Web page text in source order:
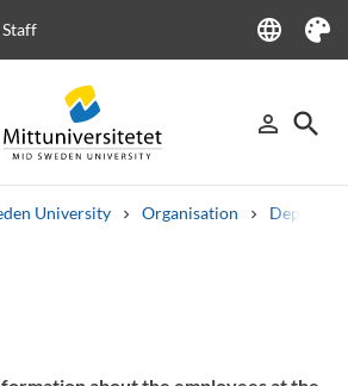
Staff language
Language
Theme
person_outline
Sign in
search
University Organisation